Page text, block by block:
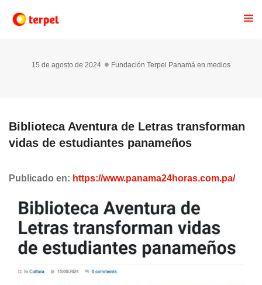
15 de agosto de 2024 Fundación Terpel Panamá en medios
Biblioteca Aventura de Letras transforman
vidas de estudiantes panameños
Publicado en: https://www.panama24horas.com.pa/